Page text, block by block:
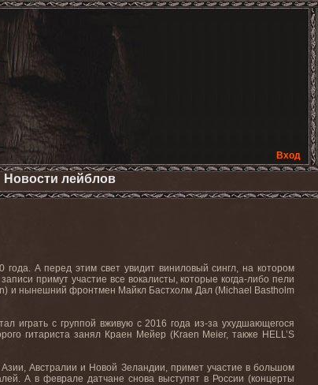
Вход
Новости лейблов
года. А перед этим свет увидит виниловый сингл, на котором
записи примут участие все вокалисты, которые когда-либо пели
) и нынешний фронтмен Майкл Бастхолм Дал (Michael Bastholm
играть с группой вживую с 2016 года из-за ухудшающегося
гитариста занял Краен Мейер (Kraen Meier, также HELL’S
Австралии и Новой Зеландии, примет участие в большом
А в феврале датчане снова выступят в России (концерты